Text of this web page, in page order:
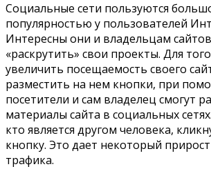
Социальные сети пользуются
популярностью у пользователей
Интересны они и владельцам
«раскрутить» свои проекты. Для
увеличить посещаемость своего
разместить на нем кнопки, при
посетители и сам владелец смогут
материалы сайта в социальных
кто является другом человека,
кнопку. Это дает некоторый
трафика.